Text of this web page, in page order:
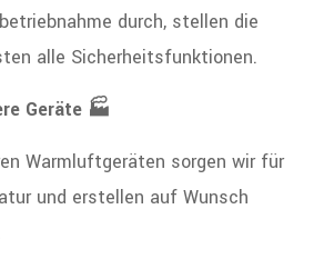
durch, stellen die
alle Sicherheitsfunktionen.
Geräte 🏭
Warmluftgeräten sorgen wir für
und erstellen auf Wunsch